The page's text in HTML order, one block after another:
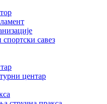
савез
центар